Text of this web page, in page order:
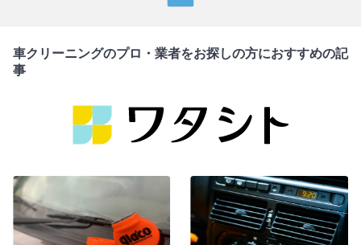
車クリーニングのプロ・業者をお探しの方におすすめの記
事